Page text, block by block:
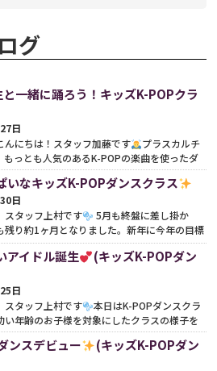
グ
一緒に踊ろう！キッズK-POPクラ
日
んにちは！スタッフ加藤です
プラスカルチ
もっとも人気のあるK-POPの楽曲を使ったダ
るクラスが多数開講されています
本日は...
いなキッズK-POPダンスクラス
日
スタッフ上村です
5月も終盤に差し掛か
残り約1ヶ月となりました。新年に今年の目標
多いかと思いますが、進捗はいかがです...続き
アイドル誕生
(キッズK-POPダン
日
スタッフ上村です
本日はK-POPダンスクラ
い年齢のお子様を対象にしたクラスの様子を
ます。 【木曜日16:15-17:00 リトルK-PO...続
ンスデビュー
(キッズK-POPダン